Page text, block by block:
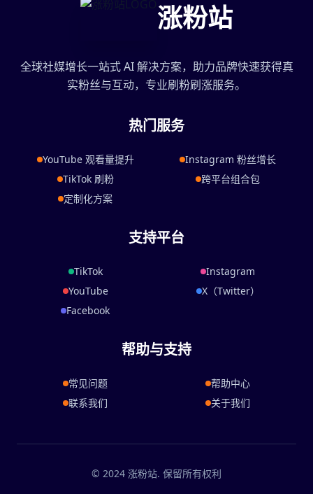
涨粉站
全球社媒增长一站式 AI 解决方案，助力品牌快速获得真
实粉丝与互动，专业刷粉刷涨服务。
热门服务
YouTube 观看量提升
Instagram 粉丝增长
TikTok 刷粉
跨平台组合包
定制化方案
支持平台
TikTok
Instagram
YouTube
X（Twitter）
Facebook
帮助与支持
常见问题
帮助中心
联系我们
关于我们
© 2024 涨粉站. 保留所有权利